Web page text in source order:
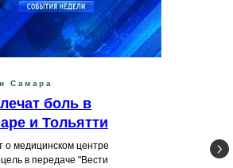
Самара
боль в
и Тольятти
о медицинском центре
в передаче "Вести